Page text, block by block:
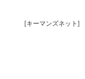
[キーマンズネット ]